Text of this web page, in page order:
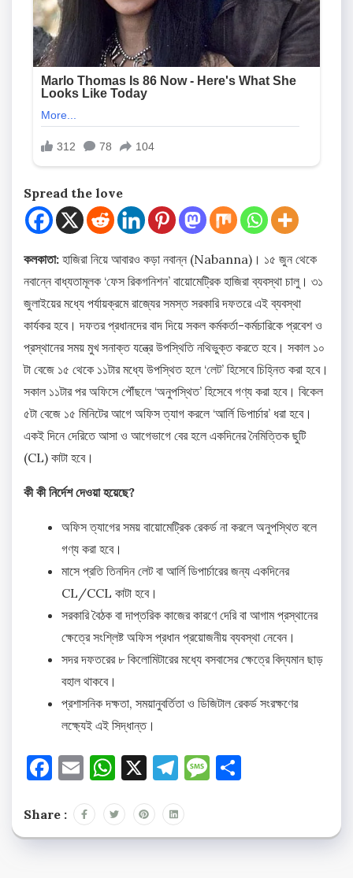
Spread the love
কলকাতা: হাজিরা নিয়ে আবারও কড়া নবান্ন (Nabanna)। ১৫ জুন থেকে
নবান্নে বাধ্যতামূলক ‘ফেস রিকগনিশন’ বায়োমেট্রিক হাজিরা ব্যবস্থা চালু। ৩১
জুলাইয়ের মধ্যে পর্যায়ক্রমে রাজ্যের সমস্ত সরকারি দফতরে এই ব্যবস্থা
কার্যকর হবে। দফতর প্রধানদের বাদ দিয়ে সকল কর্মকর্তা-কর্মচারিকে প্রবেশ ও
প্রস্থানের সময় মুখ সনাক্ত যন্ত্রে উপস্থিতি নথিভুক্ত করতে হবে। সকাল ১০
টা বেজে ১৫ থেকে ১১টার মধ্যে উপস্থিত হলে ‘লেট’ হিসেবে চিহ্নিত করা হবে।
সকাল ১১টার পর অফিসে পৌঁছলে ‘অনুপস্থিত’ হিসেবে গণ্য করা হবে। বিকেল
৫টা বেজে ১৫ মিনিটের আগে অফিস ত্যাগ করলে ‘আর্লি ডিপার্চার’ ধরা হবে।
একই দিনে দেরিতে আসা ও আগেভাগে বের হলে একদিনের নৈমিত্তিক ছুটি
(CL) কাটা হবে।
কী কী নির্দেশ দেওয়া হয়েছে?
অফিস ত্যাগের সময় বায়োমেট্রিক রেকর্ড না করলে অনুপস্থিত বলে
গণ্য করা হবে।
মাসে প্রতি তিনদিন লেট বা আর্লি ডিপার্চারের জন্য একদিনের
CL/CCL কাটা হবে।
সরকারি বৈঠক বা দাপ্তরিক কাজের কারণে দেরি বা আগাম প্রস্থানের
ক্ষেত্রে সংশ্লিষ্ট অফিস প্রধান প্রয়োজনীয় ব্যবস্থা নেবেন।
সদর দফতরের ৮ কিলোমিটারের মধ্যে বসবাসের ক্ষেত্রে বিদ্যমান ছাড়
বহাল থাকবে।
প্রশাসনিক দক্ষতা, সময়ানুবর্তিতা ও ডিজিটাল রেকর্ড সংরক্ষণের
লক্ষ্যেই এই সিদ্ধান্ত।
Facebook
EmailWhatsApp
X Telegram
Message
Share :